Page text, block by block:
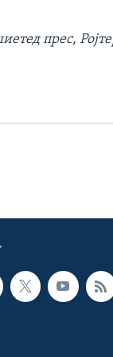
прес,